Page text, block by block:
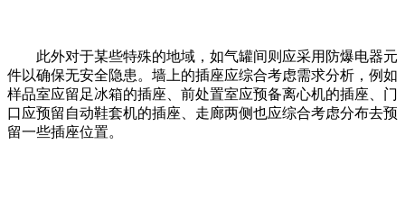
此外对于某些特殊的地域，如气罐间则应采用防爆电器元
件以确保无安全隐患。墙上的插座应综合考虑需求分析，例如
样品室应留足冰箱的插座、前处置室应预备离心机的插座、门
口应预留自动鞋套机的插座、走廊两侧也应综合考虑分布去预
留一些插座位置。